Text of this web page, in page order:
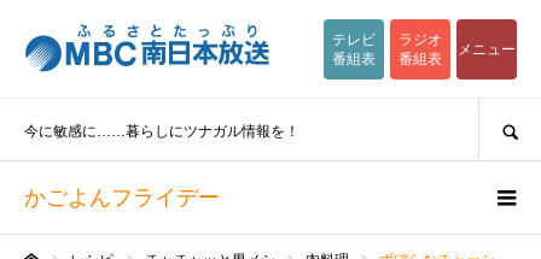
テレビ
番組表
ラジオ
番組表
メニュー
かごよんフライデー
今に敏感に……暮らしにツナガル情報を！